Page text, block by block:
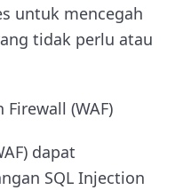
untuk mencegah
tidak perlu atau
(WAF)
dapat
SQL Injection